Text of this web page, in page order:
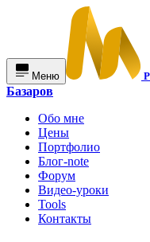
Меню
Базаров
Обо мне
Цены
Портфолио
Блог-note
Форум
Видео-уроки
Tools
Контакты